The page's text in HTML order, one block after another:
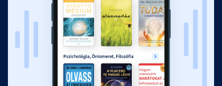
9. A Professzor
Fejezet hossza: 01:18:47
10. A Guru I. rész
Fejezet hossza: 00:44:28